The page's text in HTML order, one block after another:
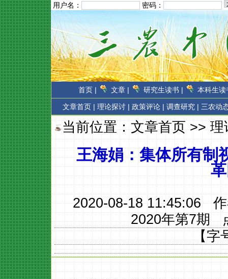
用户名： 密码：
首页 | 文章 | 研究生读书 | 本科生读
文章首页 | 理论探讨 | 政策评论 | 调查研究 | 三农动
当前位置：文章首页>>理
王海娟：集体所有制
2020-08-18 11:45:06
2020年第7期
【字